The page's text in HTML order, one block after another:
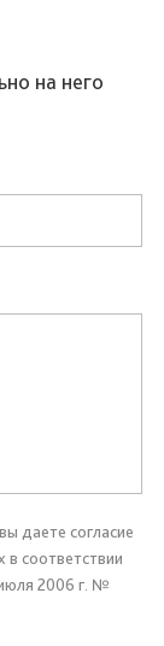
на него
даете согласие
в соответствии
2006 г. №